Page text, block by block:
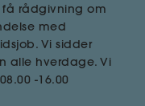
rådgivning om
med
Vi sidder
alle hverdage. Vi
-16.00